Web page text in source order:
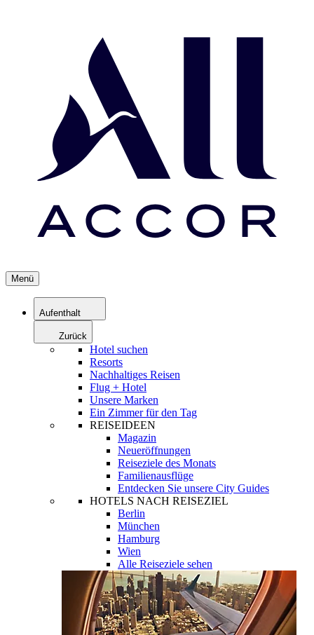
Menü
Aufenthalt
Zurück
Hotel suchen
Resorts
Nachhaltiges Reisen
Flug + Hotel
Unsere Marken
Ein Zimmer für den Tag
REISEIDEEN
Magazin
Neueröffnungen
Reiseziele des Monats
Familienausflüge
Entdecken Sie unsere City Guides
HOTELS NACH REISEZIEL
Berlin
München
Hamburg
Wien
Alle Reiseziele sehen